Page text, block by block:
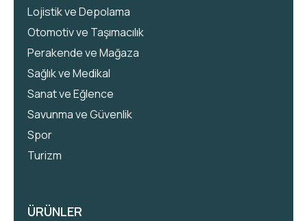
Lojistik ve Depolama
Otomotiv ve Taşımacılık
Perakende ve Mağaza
Sağlık ve Medikal
Sanat ve Eğlence
Savunma ve Güvenlik
Spor
Turizm
ÜRÜNLER